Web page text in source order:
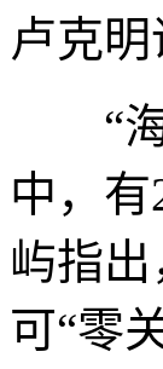
卢克明
“海
中，
屿指
可“零